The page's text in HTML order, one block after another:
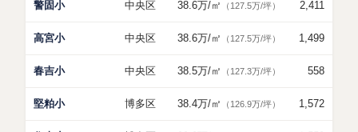
警固小 中央区 38.6万/㎡ （127.5万/坪） 2,411
高宮小 中央区 38.6万/㎡ （127.5万/坪） 1,499
春吉小 中央区 38.5万/㎡ （127.3万/坪） 558
堅粕小 博多区 38.4万/㎡ （126.9万/坪） 1,572